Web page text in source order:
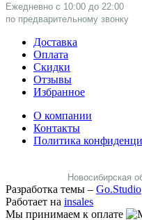
Ежедневно с 10:00 до 22:00
​по предварительному звонку
Доставка
Оплата
Скидки
Отзывы
Избранное
О компании
Контакты
Политика
Новосибирская
Разработка темы – Go.Studio
Работает на insales
Мы принимаем к оплате